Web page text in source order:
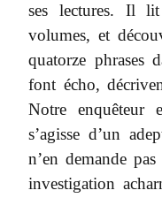
ses lectures. Il
volumes, et
quatorze phrases
font écho,
Notre enquêteur
s’agisse d’un
n’en demande
investigation